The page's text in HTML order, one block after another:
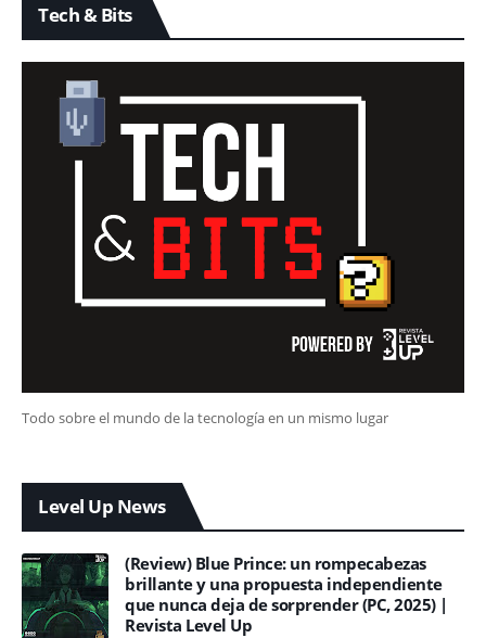
Tech & Bits
Todo sobre el mundo de la tecnología en un mismo lugar
Level Up News
(Review) Blue Prince: un rompecabezas
brillante y una propuesta independiente
que nunca deja de sorprender (PC, 2025) |
Revista Level Up